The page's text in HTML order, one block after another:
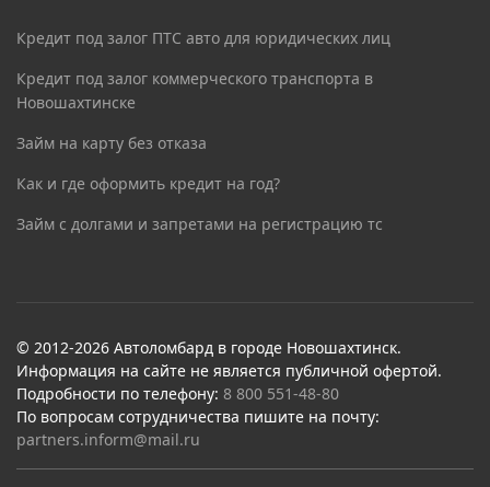
Кредит под залог ПТС авто для юридических лиц
Кредит под залог коммерческого транспорта в
Новошахтинске
Займ на карту без отказа
Как и где оформить кредит на год?
Займ с долгами и запретами на регистрацию тс
© 2012-2026 Автоломбард в городе Новошахтинск.
Информация на сайте не является публичной офертой.
Подробности по телефону: 8 800 551-48-80
По вопросам сотрудничества пишите на почту:
partners.inform@mail.ru